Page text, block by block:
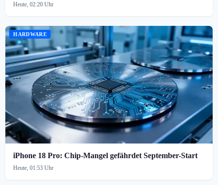
Heute, 02:20 Uhr
HARDWARE
iPhone 18 Pro: Chip-Mangel gefährdet September-Start
Heute, 01:53 Uhr